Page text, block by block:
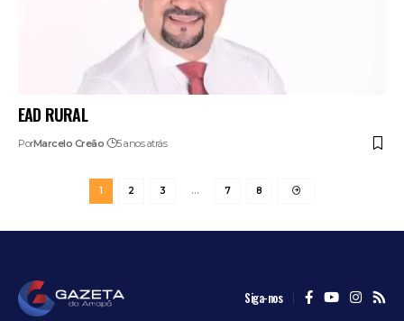
EAD RURAL
PorMarcelo Creão 5 anos atrás
1 2 3 … 7 8
Siga-nos